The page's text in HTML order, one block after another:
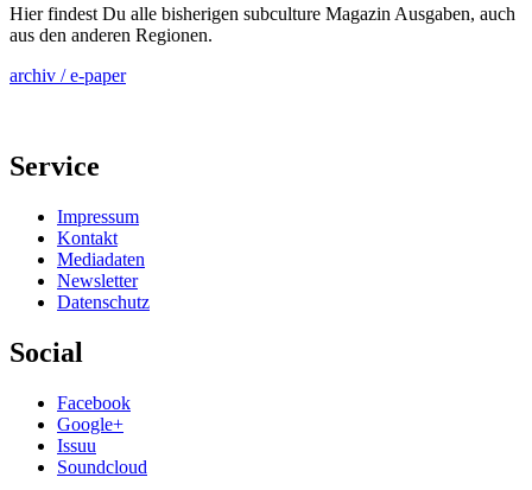
Hier findest Du alle bisherigen subculture Magazin Ausgaben, auch
aus den anderen Regionen.
archiv / e-paper
Service
Impressum
Kontakt
Mediadaten
Newsletter
Datenschutz
Social
Facebook
Google+
Issuu
Soundcloud